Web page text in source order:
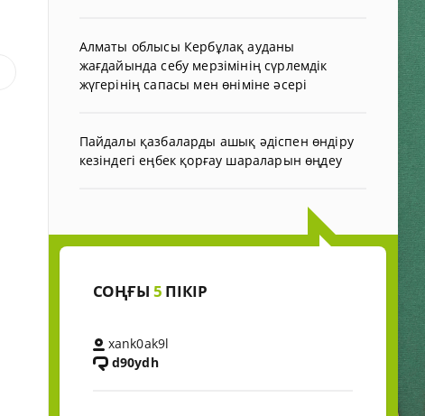
Алматы облысы Кербұлақ ауданы
жағдайында себу мерзімінің сүрлемдік
жүгерінің сапасы мен өніміне әсері
Пайдалы қазбаларды ашық әдіспен өндіру
кезіндегі еңбек қорғау шараларын өңдеу
СОҢҒЫ 5 ПІКІР
xank0ak9l
d90ydh